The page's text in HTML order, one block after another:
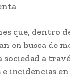
que, dentro
en busca de
sociedad a
incidencias